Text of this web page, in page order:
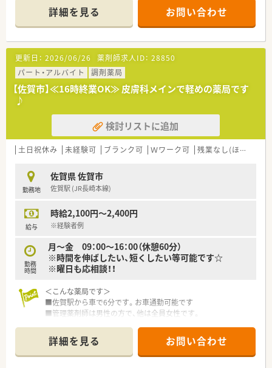
■マイカー通勤OKで雨の日も通勤ラクラクです。
＼こんな会社です／
■佐賀県を中心に5店舗展開しております。
■応需元が営業時間通りなので、休憩はしっかり取得でき残業も
ありません。
■全店舗に自動分包機、電子薬歴、二次元バーコード導入されて
おり、お仕事をスムーズにしやすいよう整備されてます。
■経験豊富な薬剤師の方も多く、調剤業務未経験の方でも丁寧に
■年間休日が100日以上で近隣にも店舗があるため、急なお休み
にも対応可能です。
■社員間の交流もあり非常にアットホームな職場です。
詳細を見る お問い合わせ
更新日： 2026/06/26 薬剤師求人ID： 28850
パート・アルバイト
調剤薬局
【佐賀市】≪16時終業OK≫ 皮膚科メインで軽めの薬局です
♪
検討リストに追加
土日祝休み 未経験可 ブランク可 Ｗワーク可 残業なし(ほぼなし含む)
勤務地
佐賀県 佐賀市
佐賀駅 (JR長崎本線)
給与
時給2,100円～2,400円
※経験者例
勤務
時間
月～金 09：00～16：00（休憩60分）
※時間を伸ばしたい、短くしたい等可能です☆
※曜日も応相談！！
＜こんな薬局です＞
■佐賀駅から車で6分です。お車通勤可能です
■管理薬剤師は男性の方で、他は全員女性です。
やすい・休みやすい環境です☆
■主に皮膚科の医院さんから応需しており、集中率95%以上で
す
詳細を見る お問い合わせ